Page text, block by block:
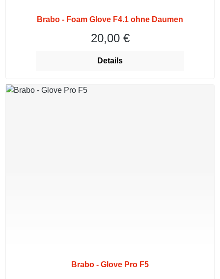
Brabo - Foam Glove F4.1 ohne Daumen
Regulärer Preis:
20,00 €
Details
Brabo - Glove Pro F5